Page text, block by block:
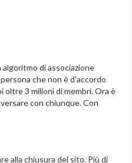
di associazione
che non è d’accordo
oltre 3 milioni di membri. Ora è
con chiunque. Con
alla chiusura del sito. Più di